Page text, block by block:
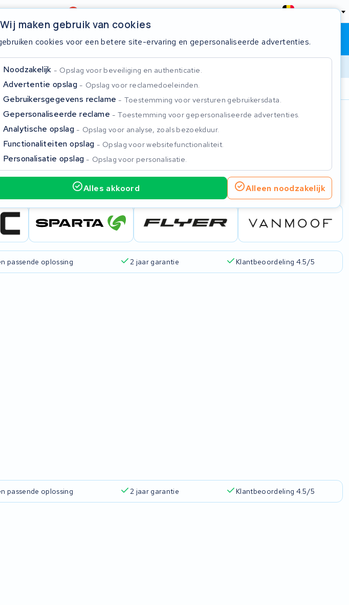
4,6/5 België
Winkelwagen Inloggen
2 jaar garantie
Wij maken gebruik van cookies
cookies voor een betere site-ervaring en gepersonaliseerde advertenties.
Noodzakelijk Opslag voor beveiliging en authenticatie.
Advertentie opslag Opslag voor reclamedoeleinden.
Gebruikersgegevens reclame Toestemming voor versturen gebruikersdata.
Gepersonaliseerde reclame Toestemming voor gepersonaliseerde advertenties.
Analytische opslag Opslag voor analyse, zoals bezoekduur.
Functionaliteiten opslag Opslag voor websitefunctionaliteit.
Personalisatie opslag Opslag voor personalisatie.
Alles akkoord Alleen noodzakelijk
Seuren
passende oplossing 2 jaar garantie Klantbeoordeling 4.5/5
passende oplossing 2 jaar garantie Klantbeoordeling 4.5/5
Sluiten
om te zoeken